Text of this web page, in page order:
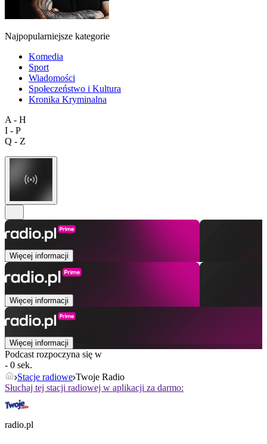
Najpopularniejsze kategorie
Komedia
Sport
Wiadomości
Społeczeństwo i Kultura
Kronika Kryminalna
A - H
I - P
Q - Z
Więcej informacji
Więcej informacji
Więcej informacji
Podcast rozpoczyna się w
- 0 sek.
Stacje radiowe Twoje Radio
Słuchaj tej stacji radiowej w aplikacji za darmo:
radio.pl